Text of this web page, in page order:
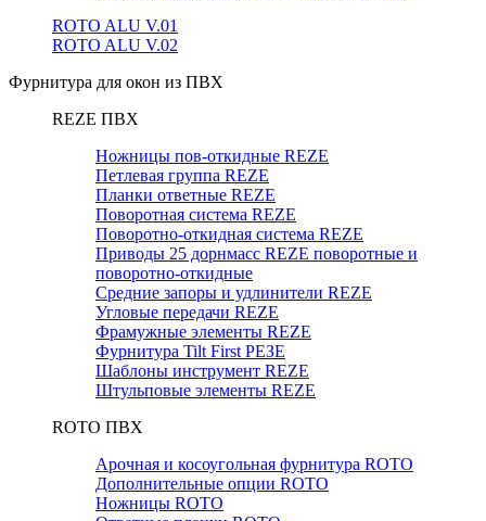
ROTO ALU V.01
ROTO ALU V.02
Фурнитура для окон из ПВХ
REZE ПВХ
Ножницы пов-откидные REZE
Петлевая группа REZE
Планки ответные REZE
Поворотная система REZE
Поворотно-откидная система REZE
Приводы 25 дорнмасс REZE поворотные и
поворотно-откидные
Средние запоры и удлинители REZE
Угловые передачи REZE
Фрамужные элементы REZE
Фурнитура Tilt First РЕЗЕ
Шаблоны инструмент REZE
Штульповые элементы REZE
RОTO ПВХ
Арочная и косоугольная фурнитура ROTO
Дополнительные опции ROTO
Ножницы ROTO